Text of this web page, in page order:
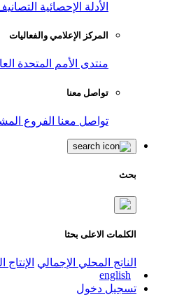
الأدلة الإحصائية
المركز الإعلامي والفعاليات
منتدى الأمم المتحدة
تواصل معنا
تواصل معنا الفروع
بحث
الكلمات الاعلى بحثا
الناتج المحلي الإجمالي
english
تسجيل دخول